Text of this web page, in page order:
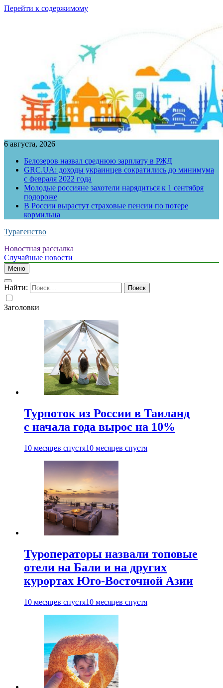
Перейти к содержимому
6 августа, 2026
Белозеров назвал среднюю зарплату в РЖД
GRC.UA: доходы украинцев сократились до минимума
с февраля 2022 года
Молодые россияне захотели нарядиться к 1 сентября
подороже
В России вырастут страховые пенсии по потере
кормильца
Турагенство
Новостная рассылка
Случайные новости
Меню
Найти:
Заголовки
Турпоток из России в Таиланд
с начала года вырос на 10%
10 месяцев спустя10 месяцев спустя
Туроператоры назвали топовые
отели на Бали и на других
курортах Юго-Восточной Азии
10 месяцев спустя10 месяцев спустя